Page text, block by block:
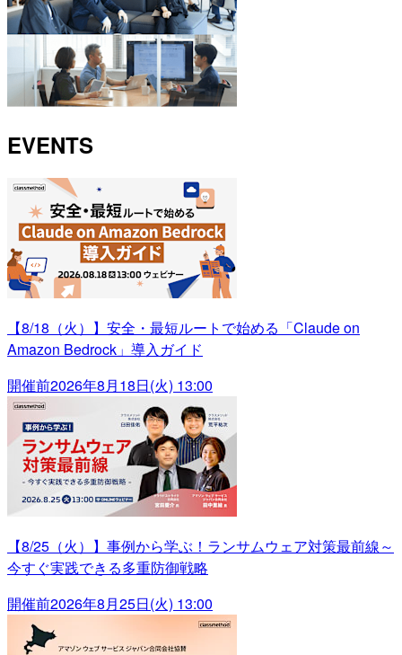
EVENTS
【8/18（火）】安全・最短ルートで始める「Claude on
Amazon Bedrock」導入ガイド
開催前2026年8月18日(火) 13:00
【8/25（火）】事例から学ぶ！ランサムウェア対策最前線～
今すぐ実践できる多重防御戦略
開催前2026年8月25日(火) 13:00